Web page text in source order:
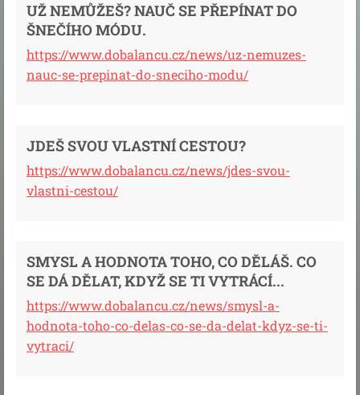
UŽ NEMŮŽEŠ? NAUČ SE PŘEPÍNAT DO
ŠNEČÍHO MÓDU.
https://www.dobalancu.cz/news/uz-nemuzes-
nauc-se-prepinat-do-sneciho-modu/
JDEŠ SVOU VLASTNÍ CESTOU?
https://www.dobalancu.cz/news/jdes-svou-
vlastni-cestou/
SMYSL A HODNOTA TOHO, CO DĚLÁŠ. CO
SE DÁ DĚLAT, KDYŽ SE TI VYTRÁCÍ...
https://www.dobalancu.cz/news/smysl-a-
hodnota-toho-co-delas-co-se-da-delat-kdyz-se-ti-
vytraci/